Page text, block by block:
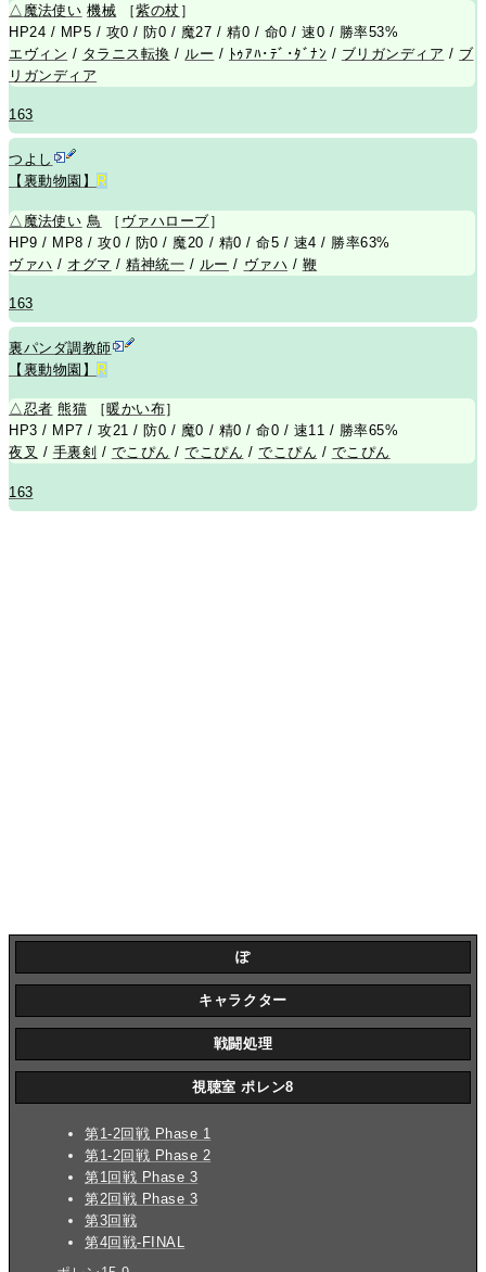
△ 魔法使い 機械 ［紫の杖 ］
HP24 / MP5 / 攻0 / 防0 / 魔27 / 精0 / 命0 / 速0 / 勝率53%
エヴィン / タラニス転換 / ルー / ﾄｩｱﾊ･ﾃﾞ･ﾀﾞﾅﾝ / ブリガンディア / ブ
リガンディア
163
つよし
【裏動物園】
R
△ 魔法使い 鳥 ［ ヴァハローブ ］
HP9 / MP8 / 攻0 / 防0 / 魔20 / 精0 / 命5 / 速4 / 勝率63%
ヴァハ / オグマ /精神統一 / ルー / ヴァハ / 鞭
163
裏パンダ調教師
【裏動物園】
R
△忍者 熊猫 ［暖かい布］
HP3 / MP7 / 攻21 / 防0 / 魔0 / 精0 / 命0 / 速11 / 勝率65%
夜叉 / 手裏剣 / でこぴん /でこぴん /でこぴん / でこぴん
163
ぽ
キャラクター
戦闘処理
視聴室 ポレン8
第1-2回戦 Phase 1
第1-2回戦 Phase 2
第1回戦 Phase 3
第2回戦 Phase 3
第3回戦
第4回戦-FINAL